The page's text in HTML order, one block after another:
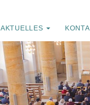
AKTUELLES